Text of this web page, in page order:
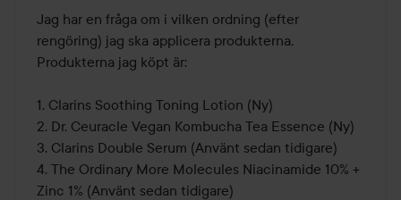
Jag har en fråga om i vilken ordning (efter
rengöring) jag ska applicera produkterna.
Produkterna jag köpt är:
1. Clarins Soothing Toning Lotion (Ny)
2. Dr. Ceuracle Vegan Kombucha Tea Essence (Ny)
3. Clarins Double Serum (Använt sedan tidigare)
4. The Ordinary More Molecules Niacinamide 10% +
Zinc 1% (Använt sedan tidigare)